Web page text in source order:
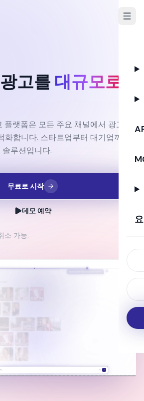
고를대규모로
랫폼은 모든 주요 채널에서 광고를
화합니다. 스타트업부터 대기업까지
솔루션입니다.
무료로 시작
데모 예약
소 가능.